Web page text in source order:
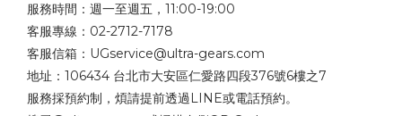
服務時間：週一至週五，11:00-19:00
客服專線：02-2712-7178
客服信箱：UGservice@ultra-gears.com
地址：106434 台北市大安區仁愛路四段376號6樓之7
服務採預約制，煩請提前透過LINE或電話預約。